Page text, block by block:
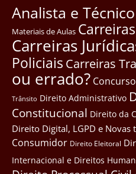
Analista e Técnico
Materiais de Aulas
Carreiras
Policiais Carreiras
ou errado?
Trânsito Direito Administrativo
Constitucional Direito da
Direito Digital, LGPD e Novas
Consumidor Direito Eleitoral
Internacional e Direitos